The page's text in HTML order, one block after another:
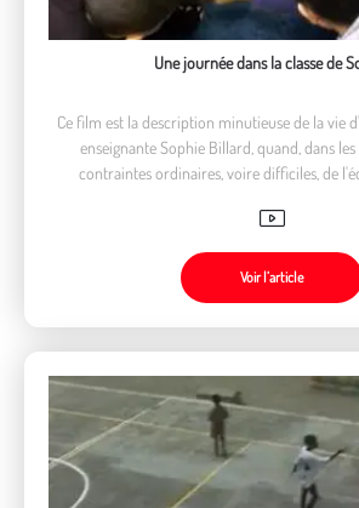
Une journée dans la classe de
Ce film est la description minutieuse de la vie
enseignante Sophie Billard, quand, dans
contraintes ordinaires, voire difficiles, de
Voir l’article